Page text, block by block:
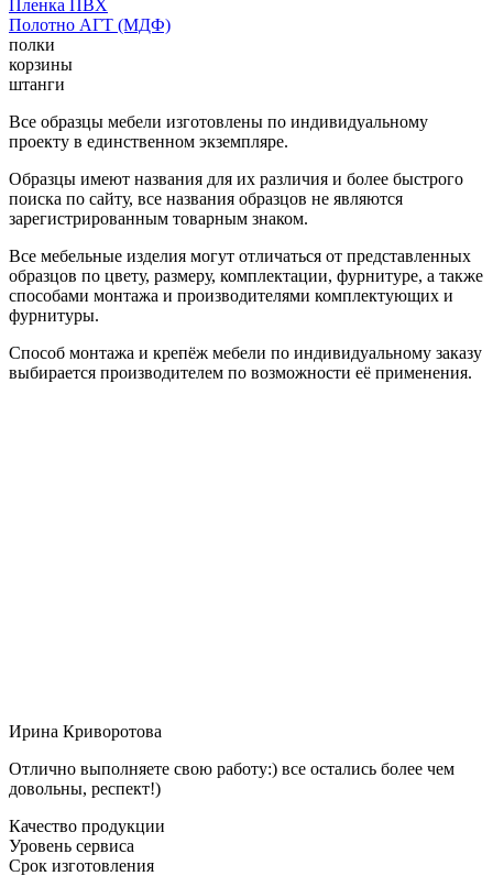
Пленка ПВХ
Полотно АГТ (МДФ)
полки
корзины
штанги
Все образцы мебели изготовлены по индивидуальному
проекту в единственном экземпляре.
Образцы имеют названия для их различия и более быстрого
поиска по сайту, все названия образцов не являются
зарегистрированным товарным знаком.
Все мебельные изделия могут отличаться от представленных
образцов по цвету, размеру, комплектации, фурнитуре, а также
способами монтажа и производителями комплектующих и
фурнитуры.
Способ монтажа и крепёж мебели по индивидуальному заказу
выбирается производителем по возможности её применения.
Ирина Криворотова
Отлично выполняете свою работу:) все остались более чем
довольны, респект!)
Качество продукции
Уровень сервиса
Срок изготовления